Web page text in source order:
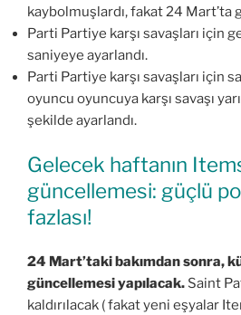
kaybolmuşlardı, fakat 24 Mart’ta
Parti Partiye karşı savaşları için
saniyeye ayarlandı.
Parti Partiye karşı savaşları için
oyuncu oyuncuya karşı savaşı
şekilde ayarlandı.
Gelecek haftanın
güncellemesi: güçlü
fazlası!
24 Mart’taki bakımdan sonra,
güncellemesi yapılacak. Saint
kaldırılacak ( fakat yeni eşyalar